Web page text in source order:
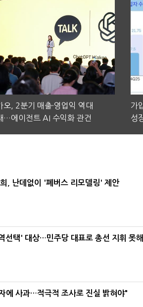
오, 2분기 매출·영업익 역대
…에이전트 AI 수익화 관건
가
성
, 난데없이 '폐버스 리모델링' 제안
선택' 대상…민주당 대표로 총선 지휘 못
에 사과…적극적 조사로 진실 밝혀야"